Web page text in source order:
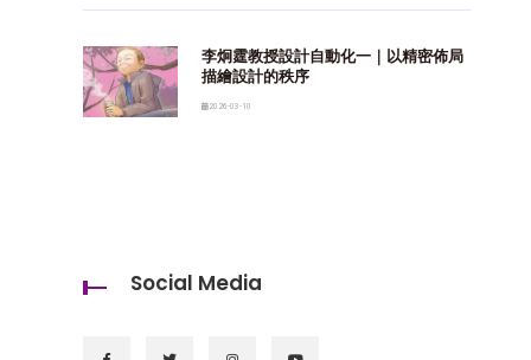
李炯霆教授設計自動化一｜以精密佈局
描繪設計的秩序
2026-03-10
Social Media